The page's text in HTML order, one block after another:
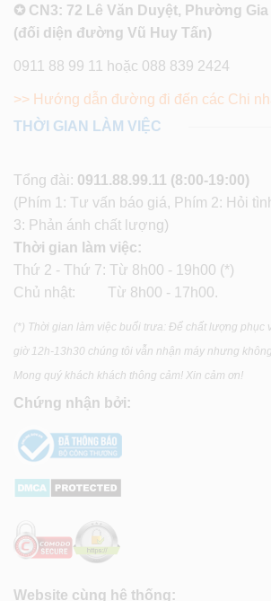
✪ CN3: 72 Lê Văn Duyệt, Phường
(đối diện đường Vũ Huy Tấn)
0911 88 99 11 hoặc 088 839 2424
>> Hướng dẫn đường đi đến các Chi
THỜI GIAN LÀM VIỆC
Tổng đài: 0911.88.99.11 (8:00-19:00)
(Phím 1: Tư vấn báo giá, Phím 2: Hỏi
3: Phản ánh chất lượng)
Thời gian làm việc:
Thứ 2 - Thứ 7: Từ 8h00 - 19h00 (*)
Chủ nhật: Từ 8h00 - 17h00.
(*) Thời gian làm việc buổi trưa: Để chất lượng phục
giờ 12h-13h30 chúng tôi vẫn nhận máy nhưng
Mong quý khách khách thông cảm! Xin cảm ơn!
Chứng nhận bởi:
Website cùng hệ thống: